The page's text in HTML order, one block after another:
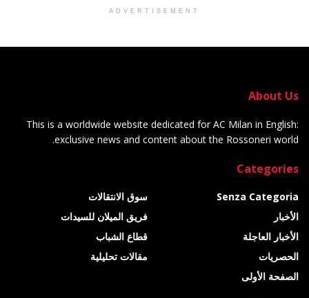
ADVERTISEMENT
About Us
This is a worldwide website dedicated for AC Milan in English:
exclusive news and content about the Rossoneri world.
Categories
Senza Categoria
الأخبار
الأخبار العاجلة
الحصريات
الصفحة الأولى
سوق الانتقالات
فريق الميلان للسيدات
قطاع الشباب
مقالات تحليلية